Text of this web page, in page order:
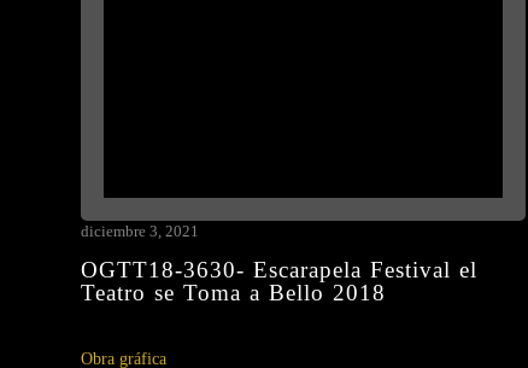
OGTT18-3630- Escarapela Festival el
Teatro se Toma a Bello 2018
diciembre 3, 2021
Obra gráfica